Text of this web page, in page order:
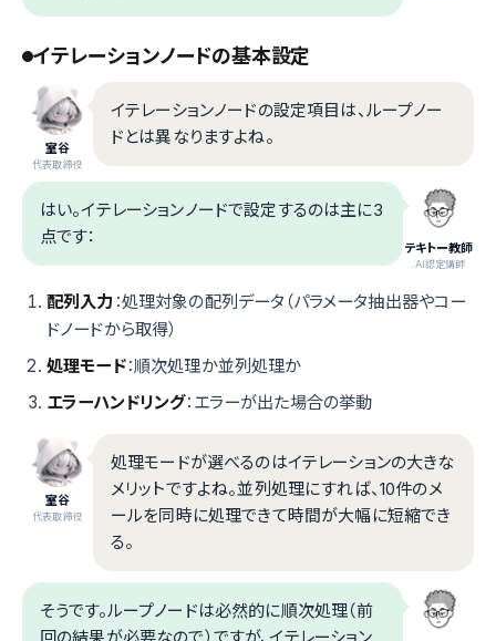
イテレーションノードの基本設定
室谷
代表取締役
イテレーションノードの設定項目は、ループノー
ドとは異なりますよね。
テキトー教師
.AI認定講師
はい。イテレーションノードで設定するのは主に3
点です：
配列入力 ：処理対象の配列データ（パラメータ抽出器やコー
ドノードから取得）
処理モード：順次処理か並列処理か
エラーハンドリング：エラーが出た場合の挙動
室谷
代表取締役
処理モードが選べるのはイテレーションの大きな
メリットですよね。並列処理にすれば、10件のメ
ールを同時に処理できて時間が大幅に短縮でき
る。
そうです。ループノードは必然的に順次処理（前